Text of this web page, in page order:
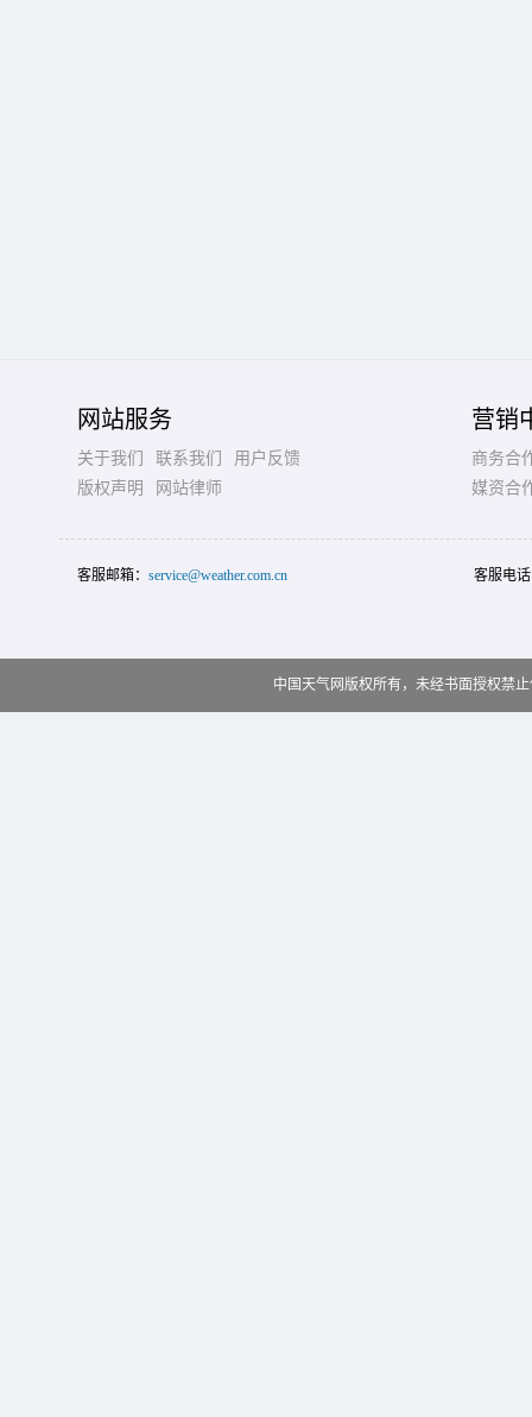
网站服务
关于我们 联系我们
用户反馈
版权声明
网站律师
营销
商务合
媒资合
客服邮箱： service@weather.com.cn 客服电
中国天气网版权所有，未经书面授权